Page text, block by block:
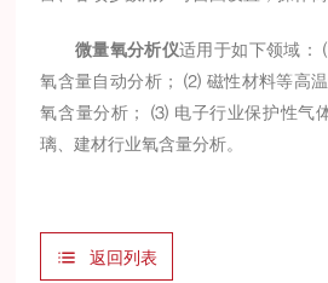
微量氧分析仪适用于如下领域：
氧含量自动分析； ⑵ 磁性材料等高
氧含量分析； ⑶ 电子行业保护性气
璃、建材行业氧含量分析。
返回列表